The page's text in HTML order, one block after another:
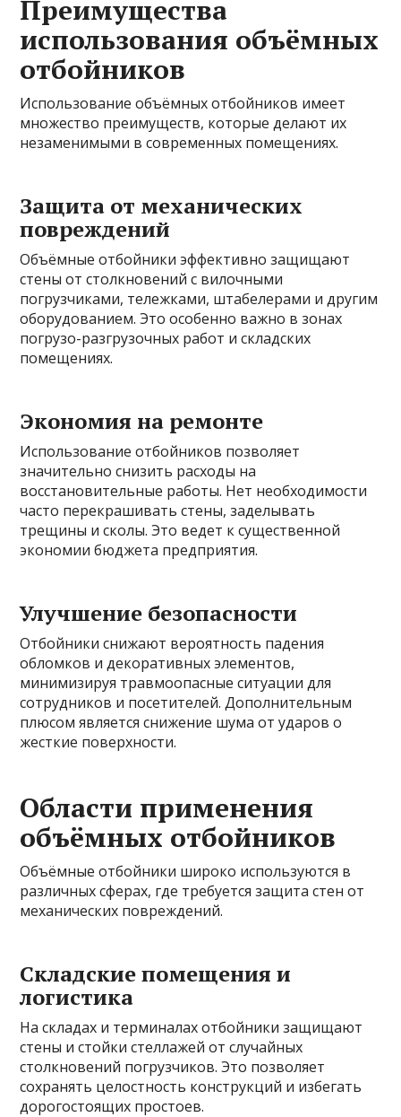
Преимущества
использования объёмных
отбойников
Использование объёмных отбойников имеет
множество преимуществ, которые делают их
незаменимыми в современных помещениях.
Защита от механических
повреждений
Объёмные отбойники эффективно защищают
стены от столкновений с вилочными
погрузчиками, тележками, штабелерами и другим
оборудованием. Это особенно важно в зонах
погрузо-разгрузочных работ и складских
помещениях.
Экономия на ремонте
Использование отбойников позволяет
значительно снизить расходы на
восстановительные работы. Нет необходимости
часто перекрашивать стены, заделывать
трещины и сколы. Это ведет к существенной
экономии бюджета предприятия.
Улучшение безопасности
Отбойники снижают вероятность падения
обломков и декоративных элементов,
минимизируя травмоопасные ситуации для
сотрудников и посетителей. Дополнительным
плюсом является снижение шума от ударов о
жесткие поверхности.
Области применения
объёмных отбойников
Объёмные отбойники широко используются в
различных сферах, где требуется защита стен от
механических повреждений.
Складские помещения и
логистика
На складах и терминалах отбойники защищают
стены и стойки стеллажей от случайных
столкновений погрузчиков. Это позволяет
сохранять целостность конструкций и избегать
дорогостоящих простоев.